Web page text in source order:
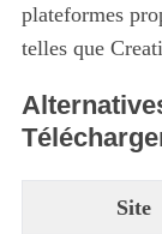
plateformes
telles que
Site